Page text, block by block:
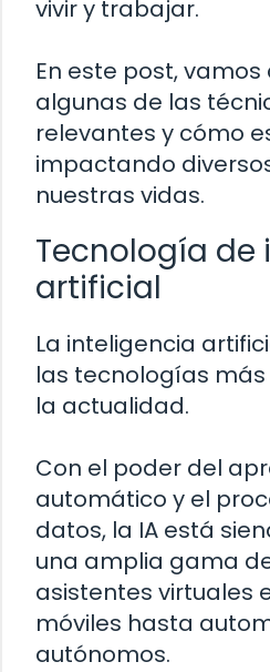
vivir y trabajar.
En este post,
algunas de las
relevantes y cómo
impactando
nuestras vidas.
Tecnología de
artificial
La inteligencia
las tecnologías
la actualidad.
Con el poder del
automático y el
datos, la IA está
una amplia gama
asistentes virtuales
móviles hasta
autónomos.